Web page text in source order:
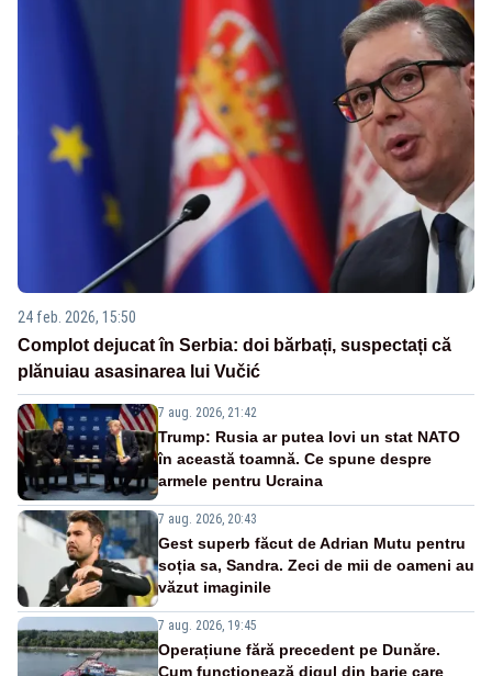
24 feb. 2026, 15:50
Complot dejucat în Serbia: doi bărbați, suspectați că
plănuiau asasinarea lui Vučić
7 aug. 2026, 21:42
Trump: Rusia ar putea lovi un stat NATO
în această toamnă. Ce spune despre
armele pentru Ucraina
7 aug. 2026, 20:43
Gest superb făcut de Adrian Mutu pentru
soția sa, Sandra. Zeci de mii de oameni au
văzut imaginile
7 aug. 2026, 19:45
Operațiune fără precedent pe Dunăre.
Cum funcționează digul din barje care